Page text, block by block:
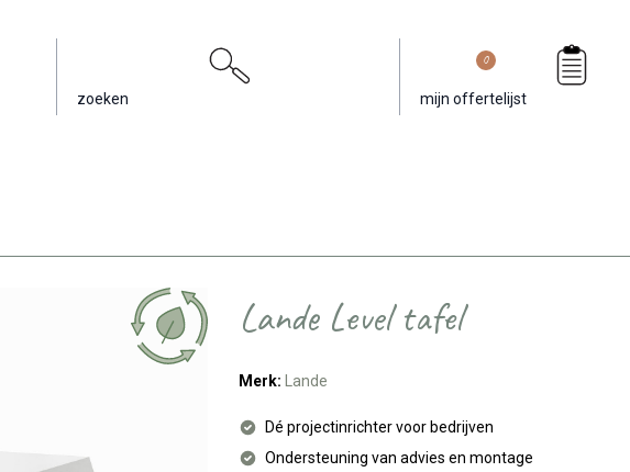
zoeken mijn offertelijst
0
Lande Level tafel
Merk: Lande
Dé projectinrichter voor bedrijven
Ondersteuning van advies en montage